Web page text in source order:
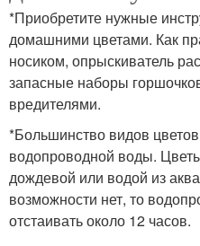
*Приобретите нужные
домашними цветами. Как
носиком, опрыскиватель
запасные наборы
вредителями.
*Большинство видов
водопроводной воды.
дождевой или водой из
возможности нет, то
отстаивать около 12 часов.